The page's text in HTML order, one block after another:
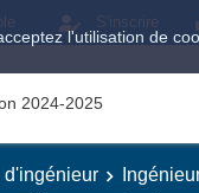
l'utilisation de
S'inscrire
2024-2025
d'ingénieur